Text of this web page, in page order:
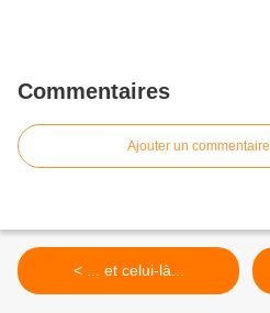
Commentaires
Ajouter un commentaire
< ... et celui-là...